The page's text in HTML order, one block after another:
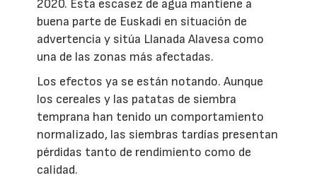
2020. Esta escasez de agua mantiene a
buena parte de Euskadi en situación de
advertencia y sitúa Llanada Alavesa como
una de las zonas más afectadas.
Los efectos ya se están notando. Aunque
los cereales y las patatas de siembra
temprana han tenido un comportamiento
normalizado, las siembras tardías presentan
pérdidas tanto de rendimiento como de
calidad.